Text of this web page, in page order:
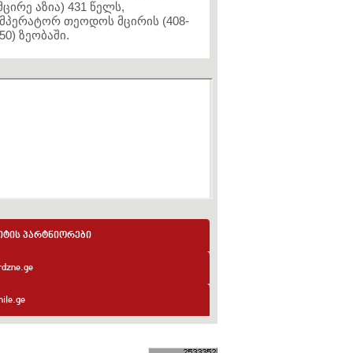
აზია) 431 წელს,
თეოდოს მცირის (408-
ზეობაში.
პარტნიორები